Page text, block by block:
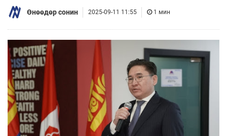
Өнөөдөр сонин 2025-09-11 11:55 1 мин